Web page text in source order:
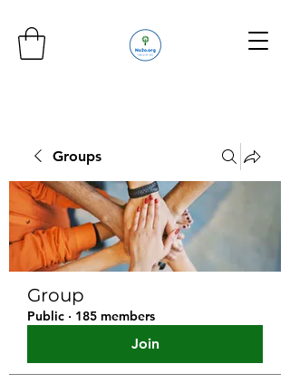
Groups
Group
Public · 185 members
Join